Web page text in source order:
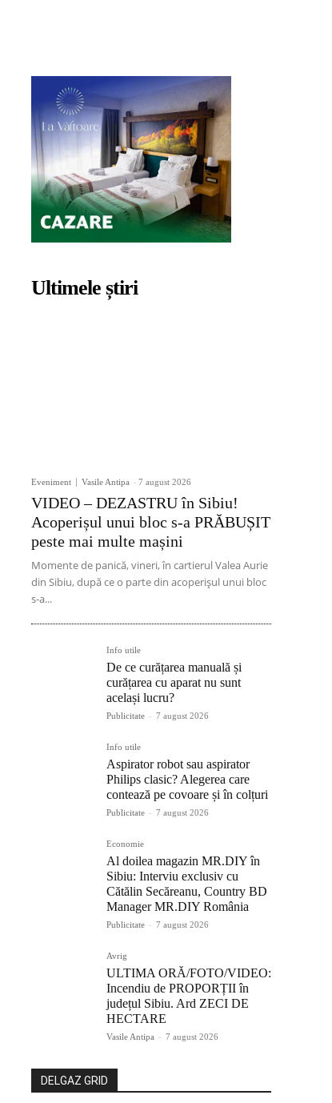
Ultimele știri
Eveniment Vasile Antipa - 7 august 2026
VIDEO – DEZASTRU în Sibiu!
Acoperișul unui bloc s-a PRĂBUȘIT
peste mai multe mașini
Momente de panică, vineri, în cartierul Valea Aurie
din Sibiu, după ce o parte din acoperișul unui bloc
s-a...
Info utile
De ce curățarea manuală și
curățarea cu aparat nu sunt
același lucru?
Publicitate - 7 august 2026
Info utile
Aspirator robot sau aspirator
Philips clasic? Alegerea care
contează pe covoare și în colțuri
Publicitate - 7 august 2026
Economie
Al doilea magazin MR.DIY în
Sibiu: Interviu exclusiv cu
Cătălin Secăreanu, Country BD
Manager MR.DIY România
Publicitate - 7 august 2026
Avrig
ULTIMA ORĂ/FOTO/VIDEO:
Incendiu de PROPORȚII în
județul Sibiu. Ard ZECI DE
HECTARE
Vasile Antipa - 7 august 2026
DELGAZ GRID